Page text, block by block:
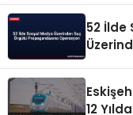
52 İlde
12